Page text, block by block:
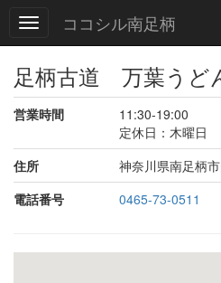
ココシル南足柄
足柄古道 万葉うど
営業時間
11:30-19:00
定休日：木曜日
住所
神奈川県南足柄
電話番号
0465-73-0511